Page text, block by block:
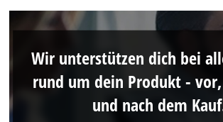
Wir unterstützen dich bei
rund um dein Produkt -
und nach dem